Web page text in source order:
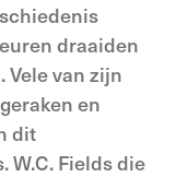
draaiden
Vele van zijn
en
dit
W.C. Fields die